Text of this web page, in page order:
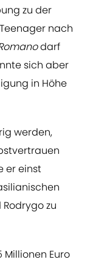
zu der
nach
darf
sich aber
in Höhe
werden,
er einst
zu
Millionen Euro